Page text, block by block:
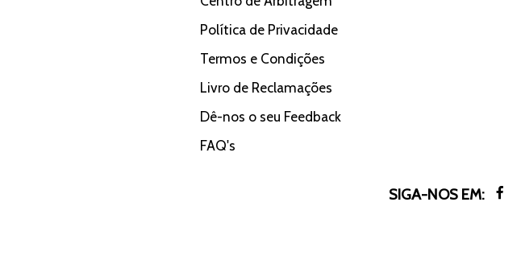
Política de Privacidade
Termos e Condições
Livro de Reclamações
Dê-nos o seu Feedback
FAQ's
SIGA-NOS EM: